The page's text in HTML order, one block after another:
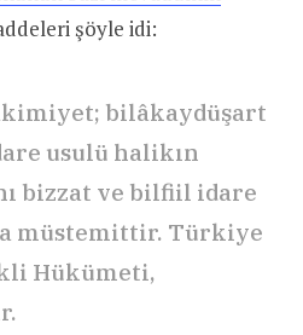
şöyle idi:
bilâkaydüşart
usulü halikın
bizzat ve bilfiil idare
müstemittir. Türkiye
Hükümeti,